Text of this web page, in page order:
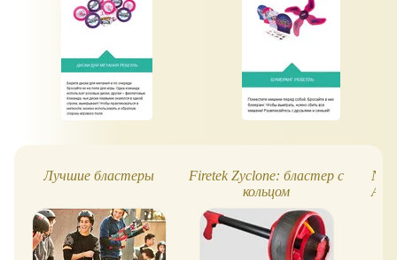
Лучшие бластеры
Firetek Zyclone: бластер с
кольцом